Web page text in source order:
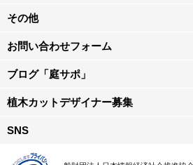
その他
お問い合わせフォーム
ブログ「庭サポ」
植木カットデザイナー募集
SNS